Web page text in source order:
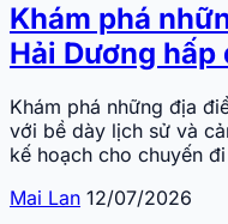
Khám phá
Hải Dương hấp
Khám phá những địa
với bề dày lịch sử và
kế hoạch cho chuyến
Mai Lan 12/07/2026